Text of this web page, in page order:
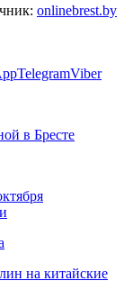
onlinebrest.by
TelegramViber
в Бресте
на китайские